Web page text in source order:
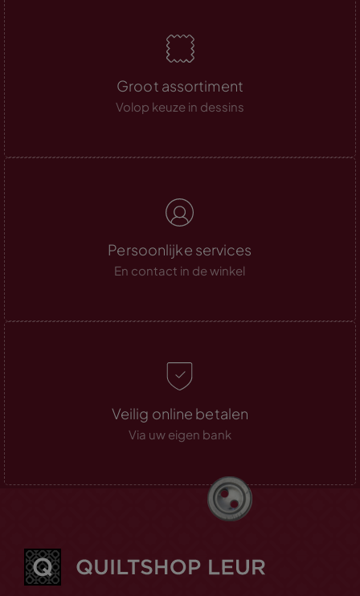
Groot assortiment
Volop keuze in dessins
Persoonlijke services
En contact in de winkel
Veilig online betalen
Via uw eigen bank